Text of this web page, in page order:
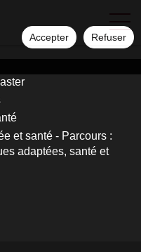
Accepter Refuser
et santé - Parcours :
adaptées, santé et